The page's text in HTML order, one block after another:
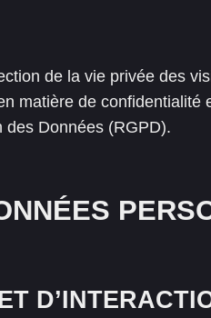
de la vie privée des
matière de confidentialité
des Données (RGPD).